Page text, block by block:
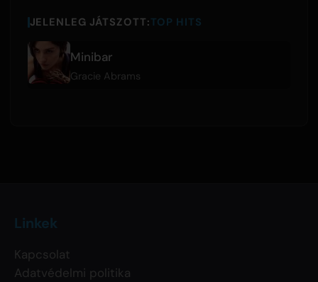
JELENLEG JÁTSZOTT:TOP HITS
Minibar
Gracie Abrams
Linkek
Kapcsolat
Adatvédelmi politika